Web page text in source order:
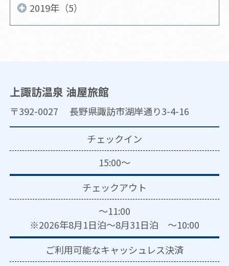
2019年（5）
上諏訪温泉 油屋旅館
〒392-0027 長野県諏訪市湖岸通り3-4-16
チェックイン
15:00～
チェックアウト
～11:00
※2026年8月1日泊～8月31日泊 ～10:00
ご利用可能なキャッシュレス決済